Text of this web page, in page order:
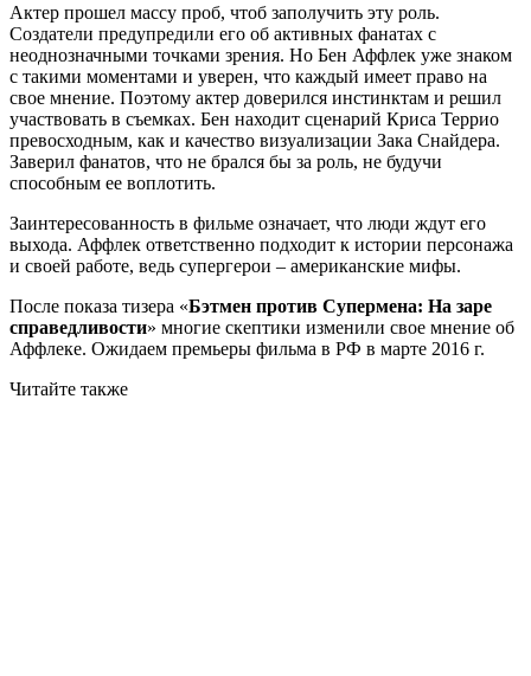
Актер прошел массу проб, чтоб заполучить эту роль.
Создатели предупредили его об активных фанатах с
неоднозначными точками зрения. Но Бен Аффлек уже знаком
с такими моментами и уверен, что каждый имеет право на
свое мнение. Поэтому актер доверился инстинктам и решил
участвовать в съемках. Бен находит сценарий Криса Террио
превосходным, как и качество визуализации Зака Снайдера.
Заверил фанатов, что не брался бы за роль, не будучи
способным ее воплотить.
Заинтересованность в фильме означает, что люди ждут его
выхода. Аффлек ответственно подходит к истории персонажа
и своей работе, ведь супергерои – американские мифы.
После показа тизера «Бэтмен против Супермена: На заре
справедливости» многие скептики изменили свое мнение об
Аффлеке. Ожидаем премьеры фильма в РФ в марте 2016 г.
Читайте также